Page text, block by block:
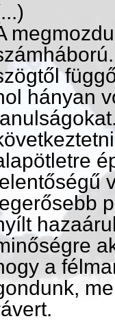
hányan
a